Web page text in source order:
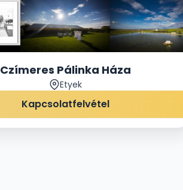
Czímeres Pálinka Háza
Etyek
Kapcsolatfelvétel